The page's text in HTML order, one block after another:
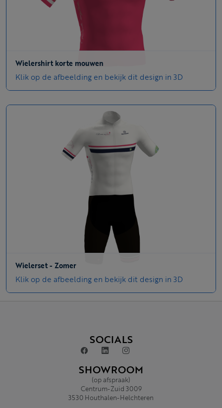
Wielershirt korte mouwen
Klik op de afbeelding en bekijk dit design in 3D
Wielerset - Zomer
Klik op de afbeelding en bekijk dit design in 3D
SOCIALS
SHOWROOM
(op afspraak)
Centrum-Zuid 3009
3530 Houthalen-Helchteren